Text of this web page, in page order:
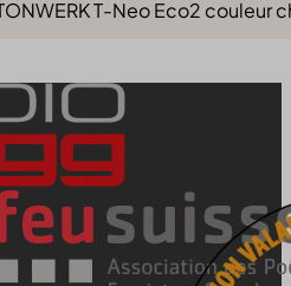
T-Neo Eco2 couleur